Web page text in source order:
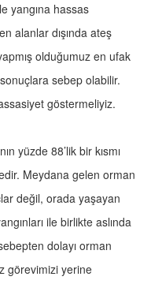
yangına hassas
alanlar dışında ateş
olduğumuz en ufak
sebep olabilir.
göstermeliyiz.
yüzde 88’lik bir kısmı
Meydana gelen orman
değil, orada yaşayan
ile birlikte aslında
dolayı orman
görevimizi yerine